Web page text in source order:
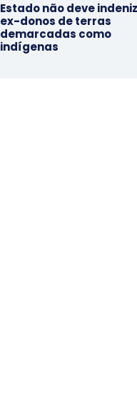
Estado não deve
ex-donos de terras
demarcadas como
indígenas